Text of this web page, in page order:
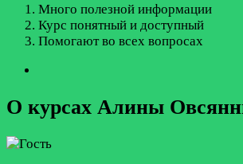
Много полезной информации
Курс понятный и доступный
Помогают во всех вопросах
О курсах Алины